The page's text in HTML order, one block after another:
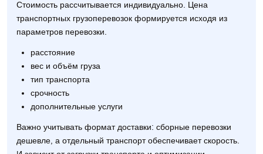
Стоимость рассчитывается индивидуально. Цена
транспортных грузоперевозок формируется исходя из
параметров перевозки.
расстояние
вес и объём груза
тип транспорта
срочность
дополнительные услуги
Важно учитывать формат доставки: сборные перевозки
дешевле, а отдельный транспорт обеспечивает скорость.